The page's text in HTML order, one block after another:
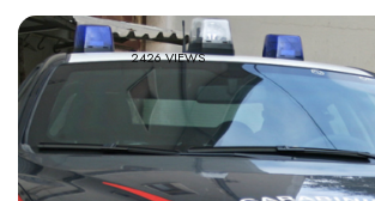
2426 VIEWS